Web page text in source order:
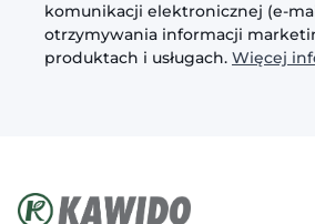
komunikacji elektronicznej (e-
otrzymywania informacji
produktach i usługach. Więcej